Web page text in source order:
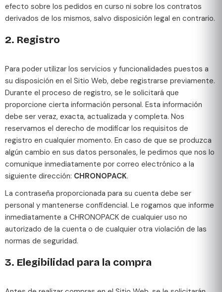
efecto sobre los pedidos en curso ni sobre los contratos
derivados de los mismos, salvo disposición legal en contrario.
2. Registro
Para poder utilizar los servicios y funcionalidades puestos a
su disposición en el Sitio Web, debe registrarse previamente.
Durante el proceso de registro, se le solicitará que
proporcione cierta información personal. Esta información
debe ser veraz, exacta, actualizada y completa. Nos
reservamos el derecho de modificar los requisitos de
registro en cualquier momento. En caso de que se produzca
algún cambio en sus datos personales, le pedimos que nos lo
comunique inmediatamente por correo electrónico a la
siguiente dirección: CHRONOPACK.
La contraseña proporcionada para su cuenta debe ser
personal y mantenerse confidencial. Le rogamos que informe
inmediatamente a CHRONOPACK de cualquier uso no
autorizado de la cuenta o de cualquier otra violación de las
normas de seguridad.
3. Elegibilidad para la compra